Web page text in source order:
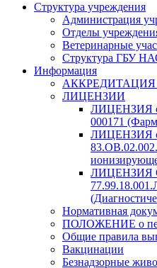
Структура учреждения
Администрация
Отделы
Ветеринарные
Структура ГБУ
Информация
АККРЕДИТАЦИЯ
ЛИЦЕНЗИИ
ЛИЦЕНЗИЯ
000171
ЛИЦЕНЗИЯ
ЛИЦЕНЗИЯ
Нормативная
ПОЛОЖЕНИЕ о
Общие правила
Вакцинации
Безнадзорные